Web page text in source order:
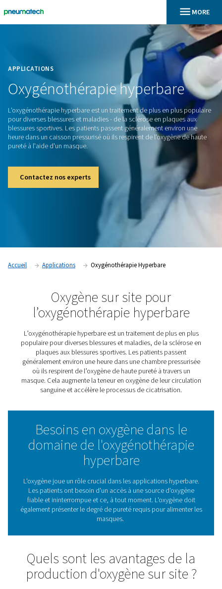
APPLICATIONS
Oxygénothérapie
L'oxygénothérapie hyperbare est un traitement de plus en
pour diverses blessures et maladies - de la sclérose en
blessures sportives. Les patients passent généralement
heure dans un caisson pressurisé où ils respirent de
pureté à l'aide d'un masque.
Contactez nos experts
Accueil Applications Oxygénothérapie Hyperbare
Oxygène sur site pour
l’oxygénothérapie
populaire pour diverses blessures et maladies, de la
plaques aux blessures sportives. Les patients
généralement environ une heure dans une chambre
où ils respirent de l’oxygène de haute pureté à
masque. Cela augmente la teneur en oxygène de leur
sanguine et accélère le processus de
Besoins en oxygène
domaine de
hyperbare